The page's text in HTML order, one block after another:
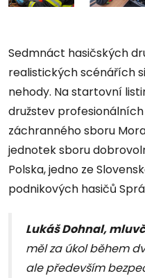
Sedmnáct hasičských
realistických scénářích
nehody. Na startovní
družstev
záchranného sboru
jednotek sboru
Polska, jedno ze
podnikových hasičů
Lukáš Dohnal,
měl za úkol během
ale především